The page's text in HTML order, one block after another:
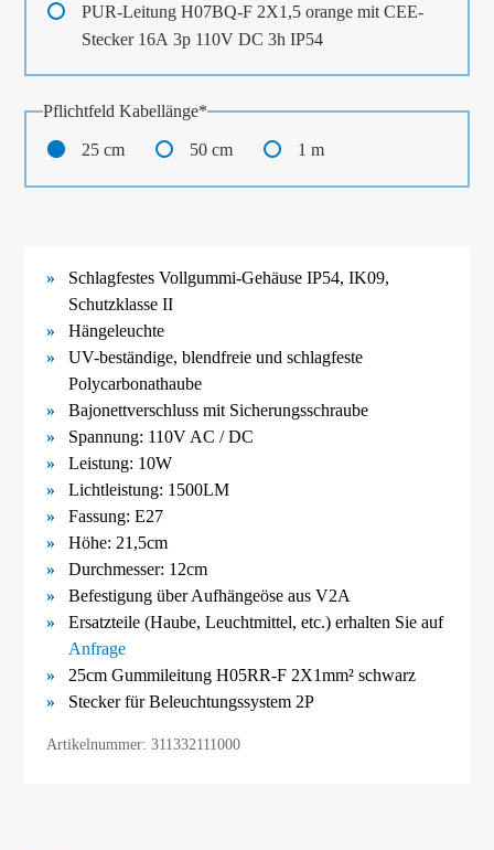
PUR-Leitung H07BQ-F 2X1,5 orange mit CEE-
Stecker 16A 3p 110V DC 3h IP54
PflichtfeldKabellänge*
25 cm 50 cm 1 m
Schlagfestes Vollgummi-Gehäuse IP54, IK09,
Schutzklasse II
Hängeleuchte
UV-beständige, blendfreie und schlagfeste
Polycarbonathaube
Bajonettverschluss mit Sicherungsschraube
Spannung: 110V AC / DC
Leistung: 10W
Lichtleistung: 1500LM
Fassung: E27
Höhe: 21,5cm
Durchmesser: 12cm
Befestigung über Aufhängeöse aus V2A
Ersatzteile (Haube, Leuchtmittel, etc.) erhalten Sie auf
Anfrage
25cm Gummileitung H05RR-F 2X1mm² schwarz
Stecker für Beleuchtungssystem 2P
Artikelnummer: 311332111000